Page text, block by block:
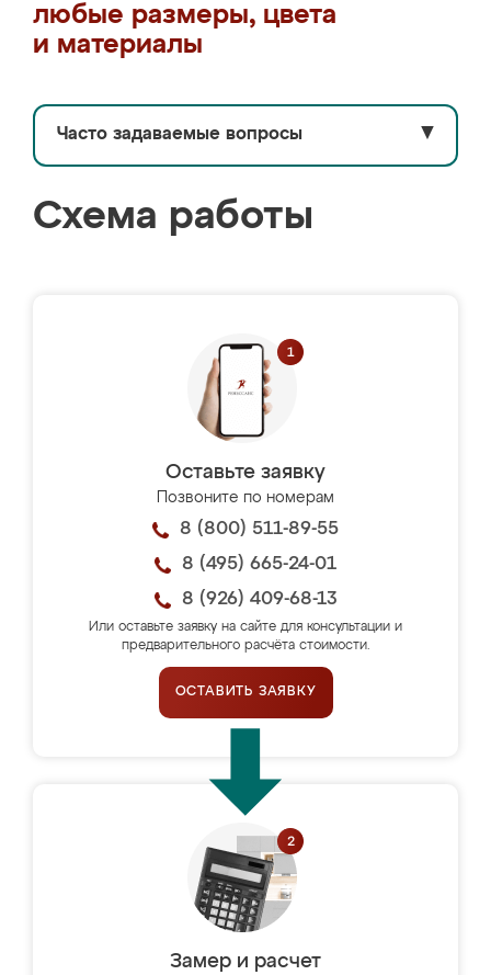
любые размеры, цвета
и материалы
Часто задаваемые вопросы ▼
Схема работы
Оставьте заявку
Позвоните по номерам
8 (800) 511-89-55
8 (495) 665-24-01
8 (926) 409-68-13
Или оставьте заявку на сайте для консультации и
предварительного расчёта стоимости.
ОСТАВИТЬ ЗАЯВКУ
Замер и расчет